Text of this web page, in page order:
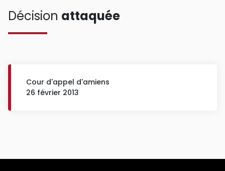
Décision attaquée
Cour d'appel d'amiens
26 février 2013